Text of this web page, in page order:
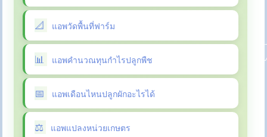
แอพวัดพื้นที่ฟาร์ม
แอพคำนวณทุนกำไรปลูกพืช
แอพเดือนไหนปลูกผักอะไรได้
แอพแปลงหน่วยเกษตร